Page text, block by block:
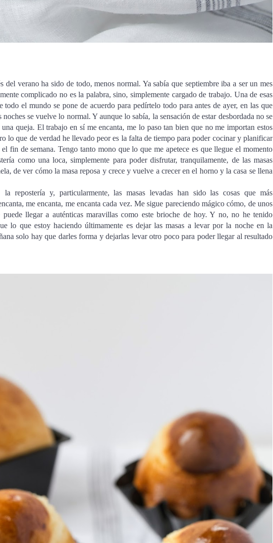
del verano ha sido de todo, menos normal. Ya sabía que septiembre iba a ser un mes
complicado no es la palabra, sino, simplemente cargado de trabajo. Una de esas
todo el mundo se pone de acuerdo para pedírtelo todo para antes de ayer, en las que
se vuelve lo normal. Y aunque lo sabía, la sensación de estar desbordada no se
queja. El trabajo en sí me encanta, me lo paso tan bien que no me importan estos
lo que de verdad he llevado peor es la falta de tiempo para poder cocinar y planificar
fin de semana. Tengo tanto mono que lo que me apetece es que llegue el momento
como una loca, simplemente para poder disfrutar, tranquilamente, de las masas
de ver cómo la masa reposa y crece y vuelve a crecer en el horno y la casa se llena
repostería y, particularmente, las masas levadas han sido las cosas que más
me encanta, me encanta cada vez. Me sigue pareciendo mágico cómo, de unos
puede llegar a auténticas maravillas como este brioche de hoy. Y no, no he tenido
lo que estoy haciendo últimamente es dejar las masas a levar por la noche en la
solo hay que darles forma y dejarlas levar otro poco para poder llegar al resultado